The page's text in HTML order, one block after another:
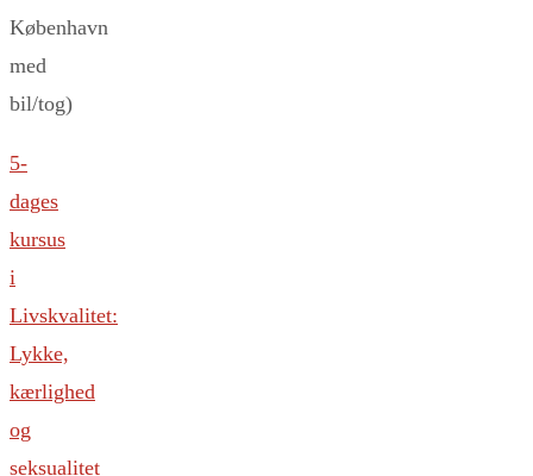
København
med
bil/tog)
5-
dages
kursus
i
Livskvalitet:
Lykke,
kærlighed
og
seksualitet